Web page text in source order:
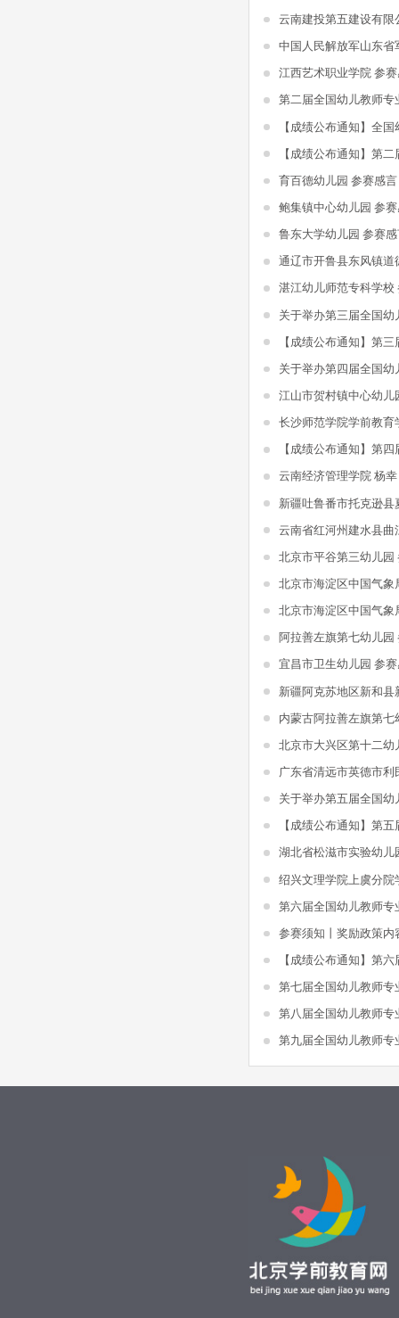
江西艺术职业学院 参
第二届全国幼儿教师专
育百德幼儿园 参赛感言
鲍集镇中心幼儿园 参
鲁东大学幼儿园 参赛
湛江幼儿师范专科学校
江山市贺村镇中心幼儿
长沙师范学院学前教育
云南经济管理学院 杨
北京市平谷第三幼儿园
北京市海淀区中国气象
北京市海淀区中国气象
阿拉善左旗第七幼儿园
宜昌市卫生幼儿园 参
内蒙古阿拉善左旗第七
北京市大兴区第十二幼
湖北省松滋市实验幼儿
第六届全国幼儿教师专
参赛须知丨奖励政策内
第七届全国幼儿教师专
第八届全国幼儿教师专
第九届全国幼儿教师专